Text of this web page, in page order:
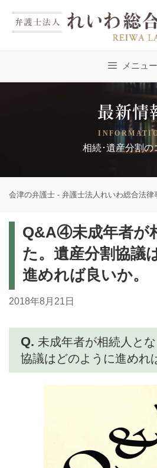
メニュー
最新情
相続･遺産分割の
会津の弁護士 - 弁護士法人れいわ総合法律
Q&A④未成年者が
た。遺産分割協議
進めれば良いか。
2018年8月21日
Q. 未成年者が相続人と
協議はどのように進めれ